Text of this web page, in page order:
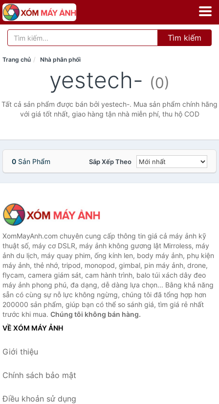
Tìm kiếm
Trang chủ Nhà phân phối
yestech- (0)
Tất cả sản phẩm được bán bởi yestech-. Mua sản phẩm chính hãng
với giá tốt nhất, giao hàng tận nhà miễn phí, thu hộ COD
0 Sản Phẩm Sắp Xếp Theo
XomMayAnh.com chuyên cung cấp thông tin giá cả máy ảnh kỹ
thuật số, máy cơ DSLR, máy ảnh không gương lật Mirroless, máy
ảnh du lịch, máy quay phim, ống kính len, body máy ảnh, phụ kiện
máy ảnh, thẻ nhớ, tripod, monopod, gimbal, pin máy ảnh, drone,
flycam, camera giám sát, cam hành trình, balo túi xách dây đeo
máy ảnh phong phú, đa dạng, dễ dàng lựa chọn... Bằng khả năng
sẵn có cùng sự nỗ lực không ngừng, chúng tôi đã tổng hợp hơn
200000 sản phẩm, giúp bạn có thể so sánh giá, tìm giá rẻ nhất
trước khi mua. Chúng tôi không bán hàng.
VỀ XÓM MÁY ẢNH
Giới thiệu
Chính sách bảo mật
Điều khoản sử dụng